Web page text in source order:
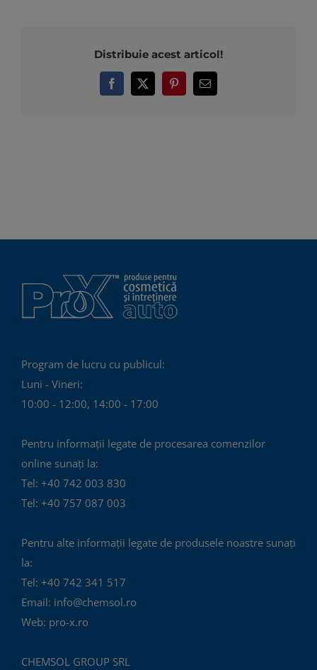
Distribuie acest articol!
Facebook
X Pinterest
E-
Program de lucru cu publicul:
Luni - Vineri:
10:00 - 12:00, 14:00 - 17:00
Pentru informații legate de procesarea comenzilor
online sunați la:
Tel: +40 742 003 830
Tel: +40 757 087 003
Pentru alte informații legate de produsele noastre sunați
la:
Tel: +40 742 341 517
Email: info@chemsol.ro
Web: pro-x.ro
CHEMSOL GROUP SRL